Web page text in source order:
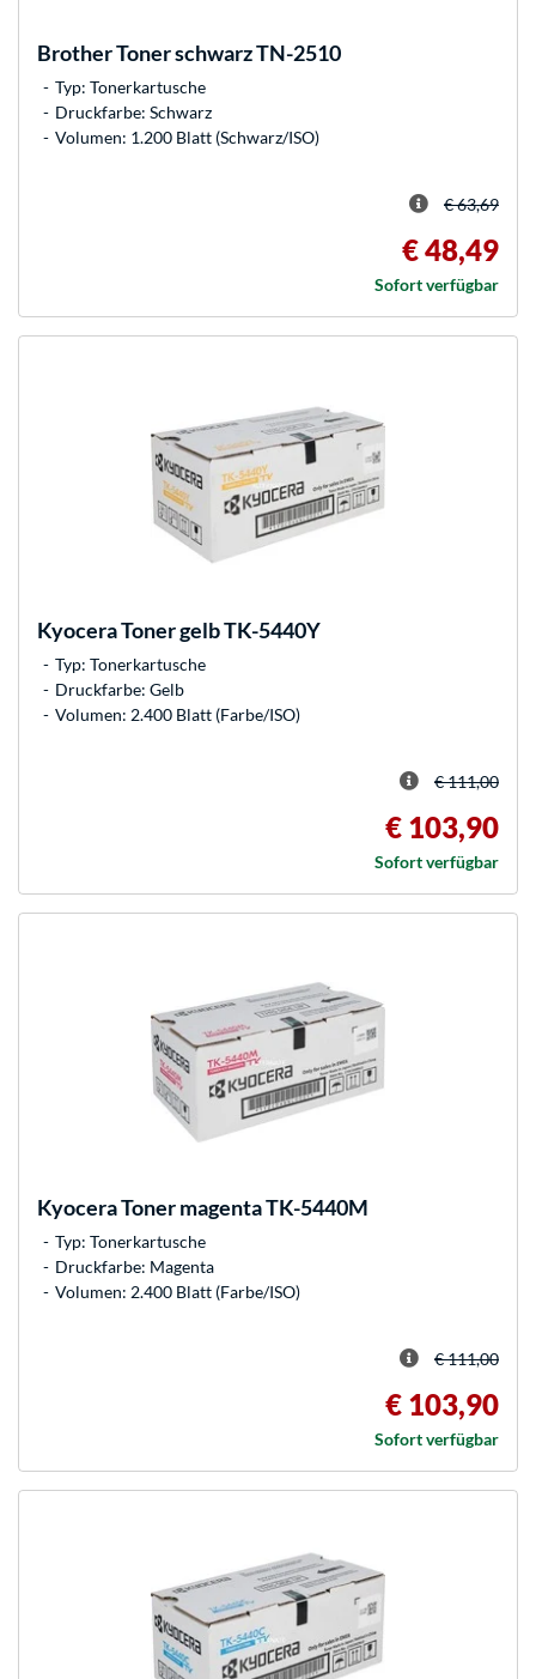
BrotherToner schwarz TN-2510
Typ: Tonerkartusche
Druckfarbe: Schwarz
Volumen: 1.200 Blatt (Schwarz/ISO)
€ 63,69
€ 48,49
Sofort verfügbar
KyoceraToner gelb TK-5440Y
Typ: Tonerkartusche
Druckfarbe: Gelb
Volumen: 2.400 Blatt (Farbe/ISO)
€ 111,00
€ 103,90
Sofort verfügbar
KyoceraToner magenta TK-5440M
Typ: Tonerkartusche
Druckfarbe: Magenta
Volumen: 2.400 Blatt (Farbe/ISO)
€ 111,00
€ 103,90
Sofort verfügbar